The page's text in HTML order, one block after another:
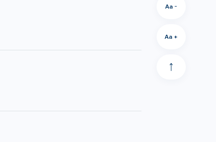
Aa -
Aa +